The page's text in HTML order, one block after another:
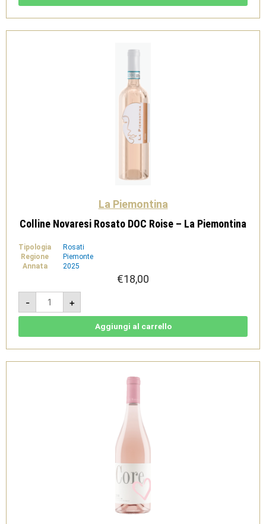
Rosato
-
La Piemontina
Colline Novaresi Rosato DOC Roise – La Piemontina
Tipologia
Rosati
Regione
Piemonte
Annata
2025
€18,00
-
Colline
Novaresi
Rosato
DOC
Piemontina
+
Aggiungi al carrello